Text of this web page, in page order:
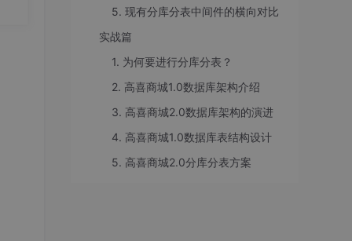
5. 现有分库分表中间件的横向对比
实战篇
1. 为何要进行分库分表？
2. 高喜商城1.0数据库架构介绍
3. 高喜商城2.0数据库架构的演进
4. 高喜商城1.0数据库表结构设计
5. 高喜商城2.0分库分表方案